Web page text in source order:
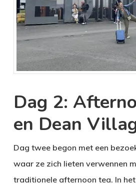
Dag 2:
en Dean
Dag twee begon met een
waar ze zich lieten verwennen
traditionele afternoon tea. In